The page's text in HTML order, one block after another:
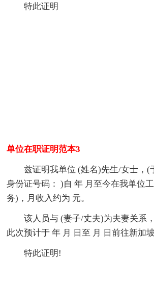
特此证明
单位在职证明范本3
兹证明我单位 (姓名)先生/女士，(
身份证号码： )自 年 月至今在我单位
务)，月收入约为 元。
该人员与 (妻子/丈夫)为夫妻关系
此次预计于 年 月 日至 月 日前往新加坡
特此证明!